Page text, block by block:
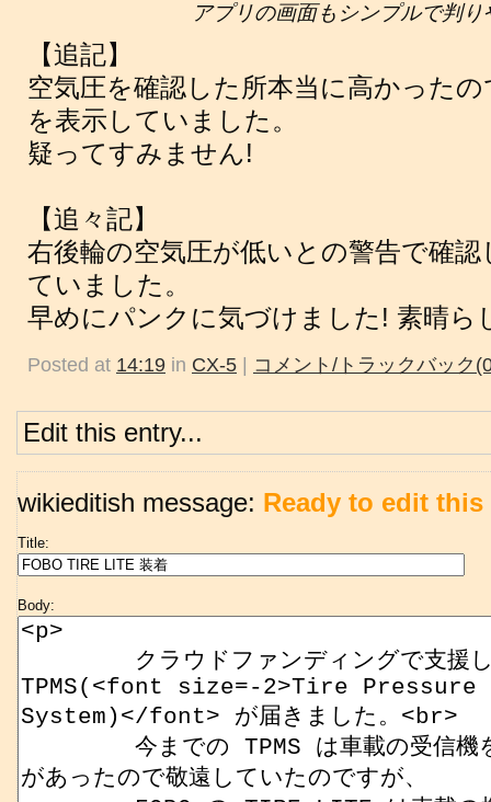
アプリの画面もシンプルで判り
【追記】
空気圧を確認した所本当に高かった
を表示していました。
疑ってすみません!
【追々記】
右後輪の空気圧が低いとの警告で確
ていました。
早めにパンクに気づけました! 素晴ら
Posted at 14:19 in CX-5 | コメント/トラックバック
Edit this entry...
wikieditish message: Ready to edit this
Title:
Body: